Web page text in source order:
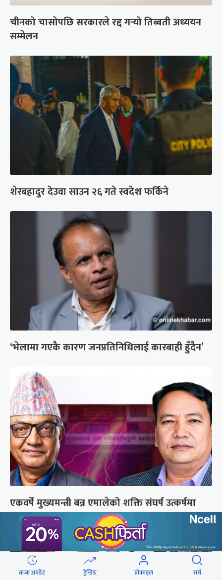
चीनको चासोपछि सरकारले रद्द गर्‍यो तिब्बती अध्ययन
सम्मेलन
शेरबहादुर देउवा साउन २६ गते स्वदेश फर्किने
‘भेलामा गएकै कारण जनप्रतिनिधिलाई कारबाही हुँदैन’
एकवर्षे मुख्यमन्त्री बन्न एमालेको शक्ति संघर्ष उत्कर्षमा
ताजा अपडेट ट्रेन्डिङ प्रोफाइल सर्च